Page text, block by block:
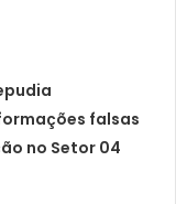
falsas
no Setor 04